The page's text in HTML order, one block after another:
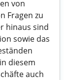
von
Fragen zu
hinaus sind
sowie das
diesem
auch